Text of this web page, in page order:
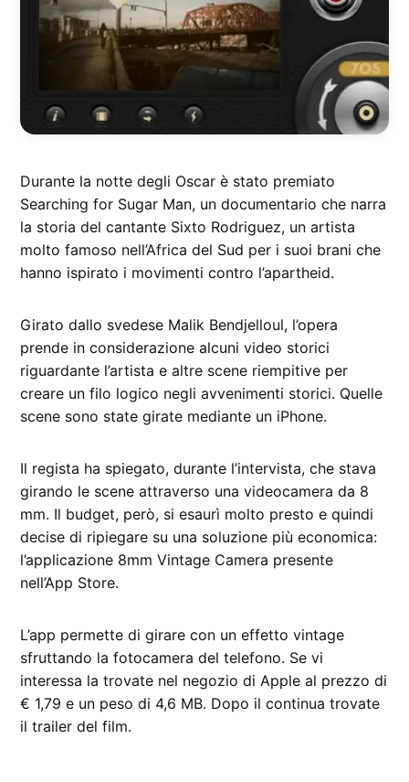
Durante la notte degli Oscar è stato premiato
Searching for Sugar Man, un documentario che narra
la storia del cantante Sixto Rodriguez, un artista
molto famoso nell’Africa del Sud per i suoi brani che
hanno ispirato i movimenti contro l’apartheid.
Girato dallo svedese Malik Bendjelloul, l’opera
prende in considerazione alcuni video storici
riguardante l’artista e altre scene riempitive per
creare un filo logico negli avvenimenti storici. Quelle
scene sono state girate mediante un iPhone.
Il regista ha spiegato, durante l’intervista, che stava
girando le scene attraverso una videocamera da 8
mm. Il budget, però, si esaurì molto presto e quindi
decise di ripiegare su una soluzione più economica:
l’applicazione 8mm Vintage Camera presente
nell’App Store.
L’app permette di girare con un effetto vintage
sfruttando la fotocamera del telefono. Se vi
interessa la trovate nel negozio di Apple al prezzo di
€ 1,79 e un peso di 4,6 MB. Dopo il continua trovate
il trailer del film.